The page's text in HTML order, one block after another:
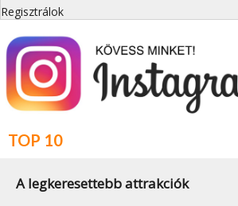
Regisztrálok
TOP 10
A legkeresettebb attrakciók